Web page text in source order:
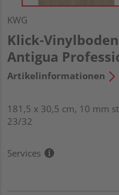
KWG
Klick-
Antigua
Artikelinformationen
181,5 x 30,5 cm, 10 mm
23/32
Services